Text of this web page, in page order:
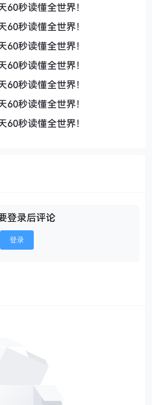
秒读懂全世界！
秒读懂全世界！
秒读懂全世界！
秒读懂全世界！
秒读懂全世界！
秒读懂全世界！
秒读懂全世界！
登录后评论
登录